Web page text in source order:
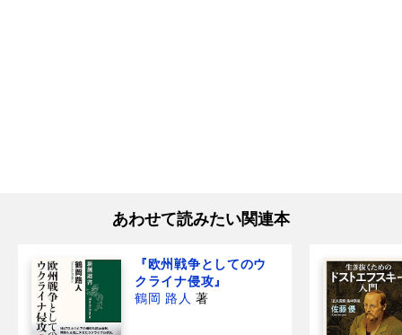
あわせて読みたい関連本
『欧州戦争としてのウ
クライナ侵攻』
鶴岡 路人 著